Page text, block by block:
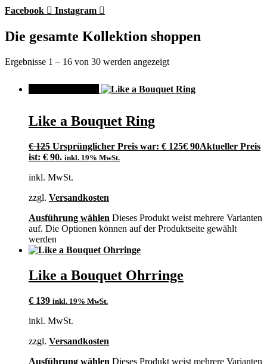
Facebook Instagram
Die gesamte Kollektion shoppen
Ergebnisse 1 – 16 von 30 werden angezeigt
Like a Bouquet Ring
€125 Ursprünglicher Preis war: € 125€ 90Aktueller Preis
ist: € 90. inkl. 19% MwSt.
inkl. MwSt.
zzgl. Versandkosten
Ausführung wählen Dieses Produkt weist mehrere Varianten
auf. Die Optionen können auf der Produktseite gewählt
werden
Like a Bouquet Ohrringe
€ 139 inkl. 19% MwSt.
inkl. MwSt.
zzgl. Versandkosten
Ausführung wählen Dieses Produkt weist mehrere Varianten